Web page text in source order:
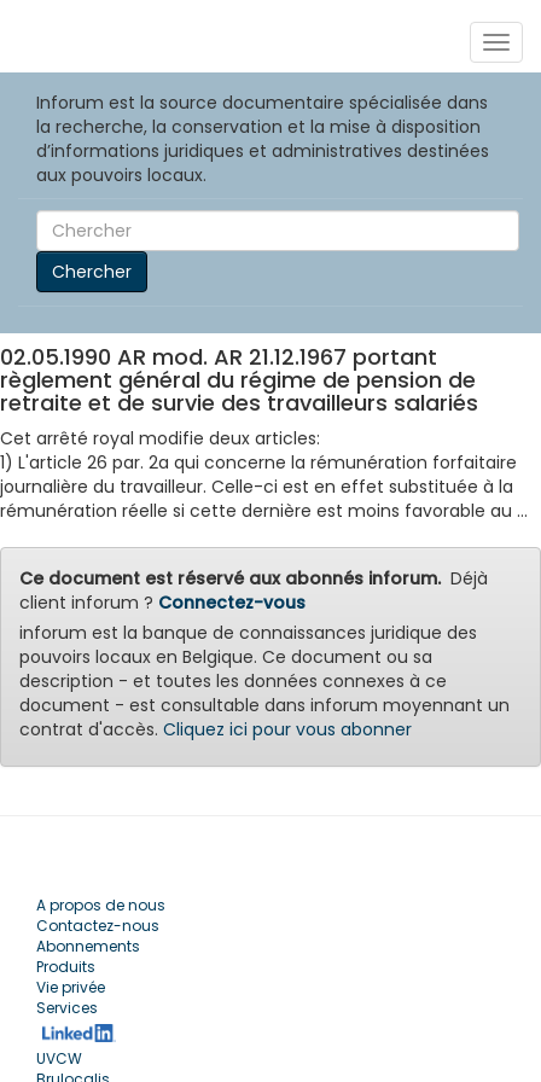
Inforum est la source documentaire spécialisée dans
la recherche, la conservation et la mise à disposition
d’informations juridiques et administratives destinées
aux pouvoirs locaux.
Chercher
02.05.1990 AR mod. AR 21.12.1967 portant
règlement général du régime de pension de
retraite et de survie des travailleurs salariés
Cet arrêté royal modifie deux articles:
1) L'article 26 par. 2a qui concerne la rémunération forfaitaire
journalière du travailleur. Celle-ci est en effet substituée à la
rémunération réelle si cette dernière est moins favorable au ...
Ce document est réservé aux abonnés inforum.Déjà
client inforum ? Connectez-vous
inforum est la banque de connaissances juridique des
pouvoirs locaux en Belgique. Ce document ou sa
description - et toutes les données connexes à ce
document - est consultable dans inforum moyennant un
contrat d'accès. Cliquez ici pour vous abonner
A propos de nous
Contactez-nous
Abonnements
Produits
Vie privée
Services
UVCW